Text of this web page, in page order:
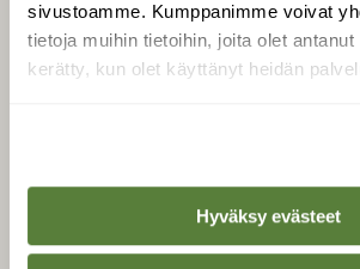
sivustoamme. Kumppanimme voivat
tietoja muihin tietoihin, joita olet
kerätty, kun olet käyttänyt heidän
Hyväksy evästeet
Tilaa
Tilaa
Äänestä